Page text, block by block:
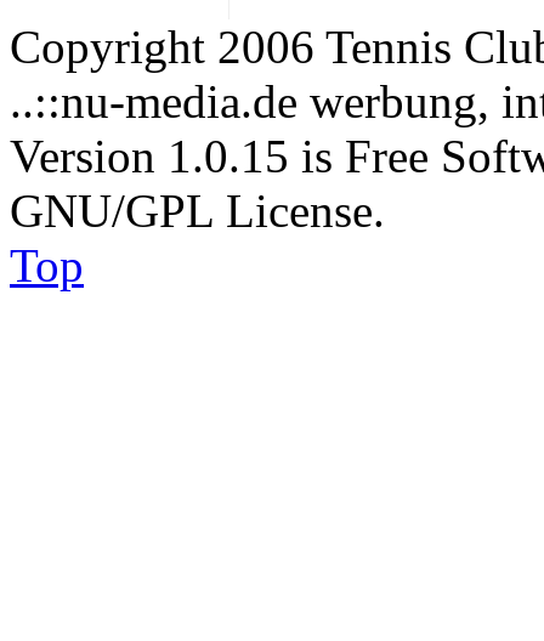
Copyright 2006 Tennis
..::nu-media.de werbung,
Version 1.0.15 is Free
GNU/GPL License.
Top